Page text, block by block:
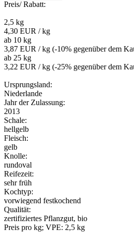
Preis/ Rabatt:
2,5 kg
4,30 EUR / kg
ab 10 kg
3,87 EUR / kg (-10% gegenüber dem
ab 25 kg
3,22 EUR / kg (-25% gegenüber dem
Ursprungsland:
Niederlande
Jahr der Zulassung:
2013
Schale:
hellgelb
Fleisch:
gelb
Knolle:
rundoval
Reifezeit:
sehr früh
Kochtyp:
vorwiegend festkochend
Qualität:
zertifiziertes Pflanzgut, bio
Preis pro kg; VPE: 2,5 kg